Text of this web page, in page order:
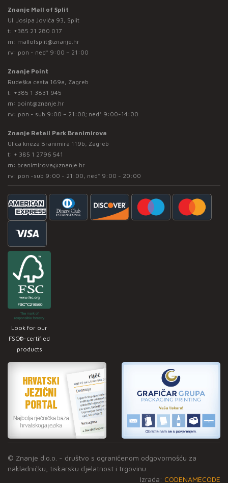
Znanje Mall of Split
Ul. Josipa Jovića 93, Split
t: +385 21 280 017
m: mallofsplit@znanje.hr
rv: pon - ned* 9:00 – 21:00
Znanje Point
Rudeška cesta 169a, Zagreb
t: +385 1 3831 945
m: point@znanje.hr
rv: pon - sub 9:00 – 21:00; ned* 9:00-14:00
Znanje Retail Park Branimirova
Ulica kneza Branimira 119b, Zagreb
t: + 385 1 2796 541
m: branimirova@znanje.hr
rv: pon -sub 9:00 - 21:00, ned* 9:00 - 20:00
Look for our
FSC®-certified
products
© Znanje d.o.o. - društvo s ograničenom odgovornošću za
nakladničku, tiskarsku djelatnost i trgovinu.
Izrada: CODENAMECODE